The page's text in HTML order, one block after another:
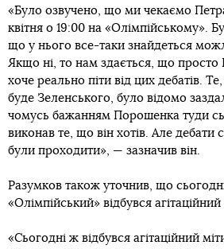
«Було озвучено, що ми чекаємо
квітня о 19:00 на «Олімпійському».
що у нього все-таки знайдеться
Якщо ні, то нам здається, що просто
хоче реально піти від цих дебатів.
буде Зеленського, було відомо
чомусь бажанням Порошенка туди
виконав те, що він хотів. Але дебати
були проходити», — зазначив він.
Разумков також уточнив, що
«Олімпійський» відбувся
«Сьогодні ж відбувся агітаційний